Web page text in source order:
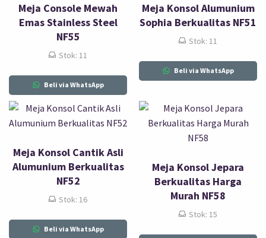
Meja Console Mewah
Emas Stainless Steel
NF55
Stok: 11
Beli via WhatsApp
Meja Konsol Alumunium
Sophia Berkualitas NF51
Stok: 11
Beli via WhatsApp
Meja Konsol Cantik Asli
Alumunium Berkualitas
NF52
Stok: 16
Beli via WhatsApp
Meja Konsol Jepara
Berkualitas Harga
Murah NF58
Stok: 15